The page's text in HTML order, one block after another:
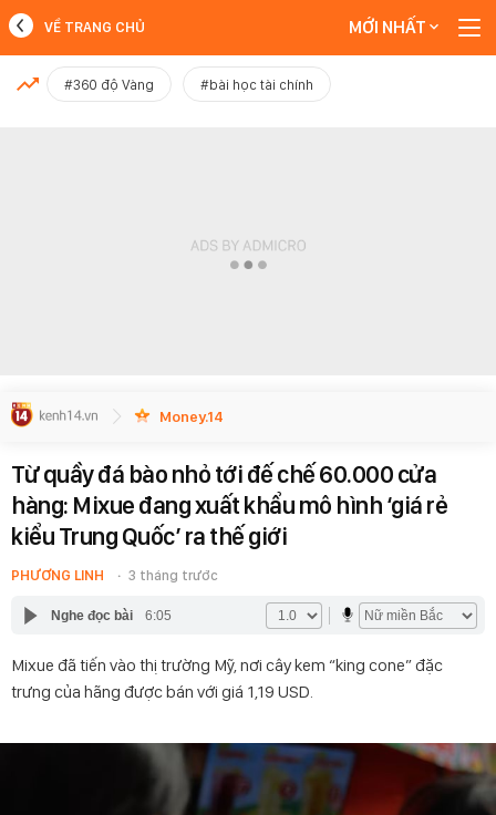
MỚI NHẤT
VỀ TRANG CHỦ MỚI NHẤT
#360 độ Vàng #bài học tài chính
Money.14
Từ quầy đá bào nhỏ tới đế chế 60.000 cửa
hàng: Mixue đang xuất khẩu mô hình ‘giá rẻ
kiểu Trung Quốc’ ra thế giới
PHƯƠNG LINH 3 tháng trước
Nghe đọc bài 6:05
Mixue đã tiến vào thị trường Mỹ, nơi cây kem “king cone” đặc
trưng của hãng được bán với giá 1,19 USD.